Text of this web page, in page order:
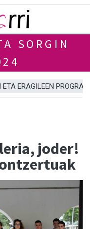
SORGIN
ETA ERAGILEEN
joder!